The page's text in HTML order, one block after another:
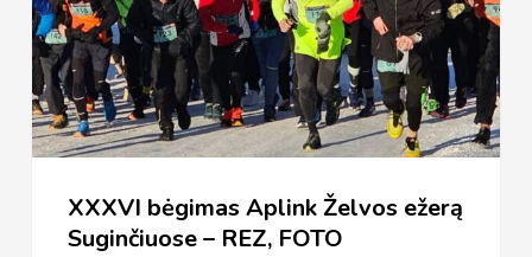
ežerą
Suginčiuose
–
REZ,
FOTO
XXXVI bėgimas Aplink Želvos ežerą
Suginčiuose – REZ, FOTO